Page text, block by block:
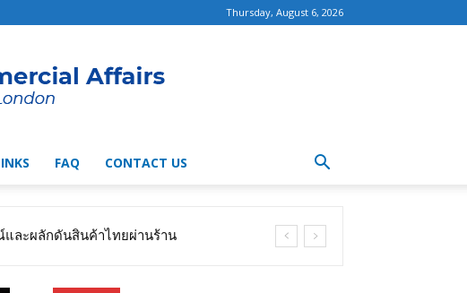
Thursday, August 6, 2026
FAQ CONTACT US
และผลักดันสินค้าไทยผ่านร้าน